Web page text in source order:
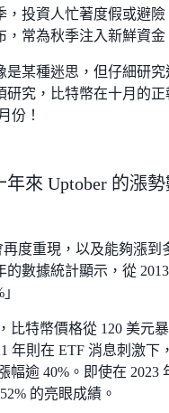
，投資人忙著度假或避險
，常為秋季注入新鮮資金
是某種迷思，但仔細研究
研究，比特幣在十月的正
份！
來 Uptober 的漲
度重現，以及能夠漲到
數據統計顯示，從
比特幣價格從 120 美元
年則在 ETF 消息刺激下
幅逾 40%。即使在 2023
的亮眼成績。